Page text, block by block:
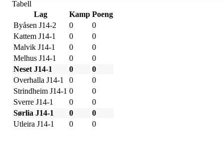
Tabell
Lag
Kamp Poeng
Byåsen J14-2
0
0
Kattem J14-1
0
0
Malvik J14-1
0
0
Melhus J14-1
0
0
Neset J14-1
0
0
Overhalla J14-1
0
0
Strindheim J14-1 0
0
Sverre J14-1
0
0
Sørlia J14-1
0
0
Utleira J14-1
0 0